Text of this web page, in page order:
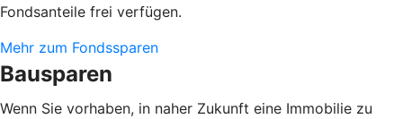
Fondsanteile frei verfügen.
Mehr zum Fondssparen
Bausparen
Wenn Sie vorhaben, in naher Zukunft eine Immobilie zu